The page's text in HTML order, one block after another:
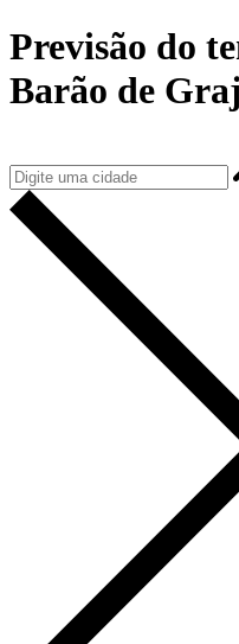
Previsão do
Barão de